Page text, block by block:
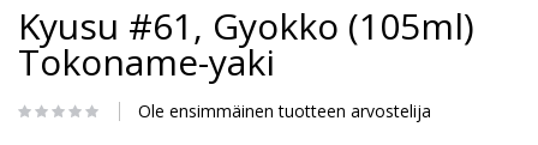
to
the
beginning
of
the
images
Kyusu #61, Gyokko (105ml)
Tokoname-yaki
Ole ensimmäinen tuotteen arvostelija